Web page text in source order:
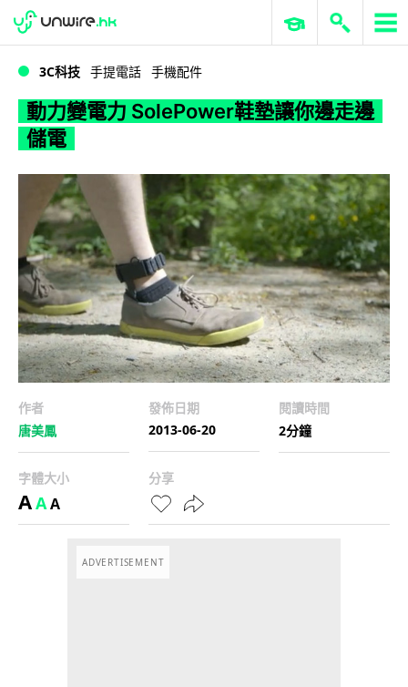
動力變電力 SolePower鞋墊讓你邊走邊儲電
WWDC 2026 ERP 與商業 AI
3C科技 手提電話 手機配件
動力變電力 SolePower鞋墊讓你邊走邊
儲電
作者
唐美鳳
發佈日期
2013-06-20
閱讀時間
2分鐘
字體大小
AAA
分享
ADVERTISEMENT